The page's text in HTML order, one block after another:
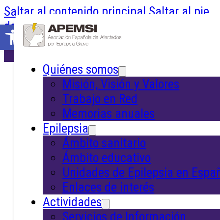
Abrir barra de herramientas
Saltar al contenido principal Saltar al pie
de página
Quiénes somos
Misión, Visión y Valores
Trabajo en Red
Memorias anuales
Epilepsia
Ámbito sanitario
Ámbito educativo
Unidades de Epilepsia en
Enlaces de interés
Actividades
Servicios de Información
Aviso Legal
Aviso Legal